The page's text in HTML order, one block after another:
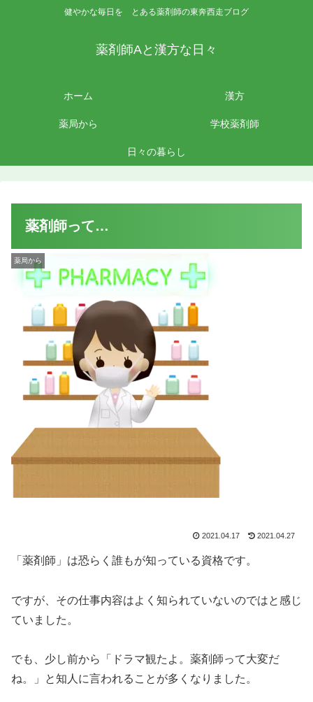
健やかな毎日を とある薬剤師の東奔西走ブログ
薬剤師Aと漢方な日々
ホーム 漢方
薬局から 学校薬剤師
日々の暮らし
薬剤師って…
薬局から
2021.04.17 2021.04.27
「薬剤師」は恐らく誰もが知っている資格です。
ですが、その仕事内容はよく知られていないのではと感じ
ていました。
でも、少し前から「ドラマ観たよ。薬剤師って大変だ
ね。」と知人に言われることが多くなりました。